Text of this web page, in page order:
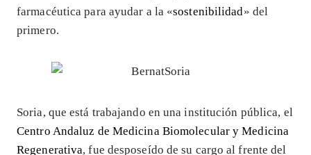
farmacéutica para ayudar a la «sostenibilidad» del
primero.
Soria, que está trabajando en una institución pública, el
Centro Andaluz de Medicina Biomolecular y Medicina
Regenerativa, fue desposeído de su cargo al frente del